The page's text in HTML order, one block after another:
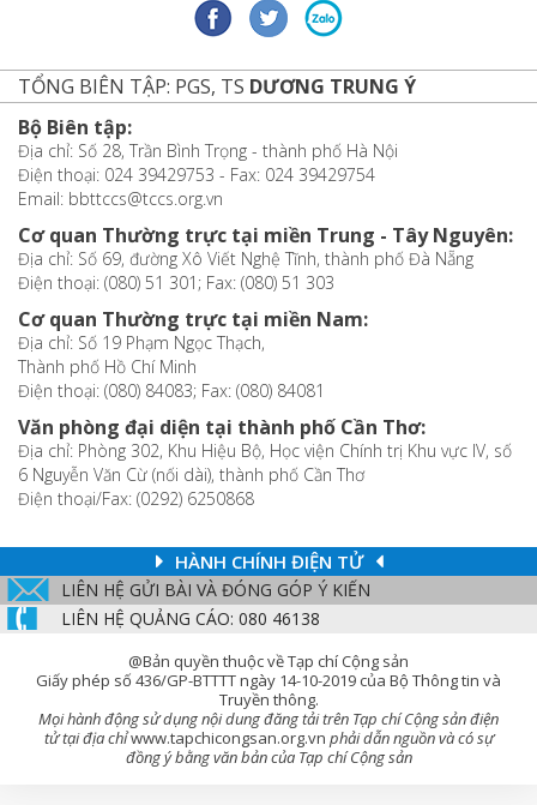
TỔNG BIÊN TẬP: PGS, TS DƯƠNG TRUNG Ý
Bộ Biên tập:
Địa chỉ: Số 28, Trần Bình Trọng - thành phố Hà Nội
Điện thoại: 024 39429753 - Fax: 024 39429754
Email: bbttccs@tccs.org.vn
Cơ quan Thường trực tại miền Trung - Tây Nguyên:
Địa chỉ: Số 69, đường Xô Viết Nghệ Tĩnh, thành phố Đà Nẵng
Điện thoại: (080) 51 301; Fax: (080) 51 303
Cơ quan Thường trực tại miền Nam:
Địa chỉ: Số 19 Phạm Ngọc Thạch,
Thành phố Hồ Chí Minh
Điện thoại: (080) 84083; Fax: (080) 84081
Văn phòng đại diện tại thành phố Cần Thơ:
Địa chỉ: Phòng 302, Khu Hiệu Bộ, Học viện Chính trị Khu vực IV, số
6 Nguyễn Văn Cừ (nối dài), thành phố Cần Thơ
Điện thoại/Fax: (0292) 6250868
HÀNH CHÍNH ĐIỆN TỬ
LIÊN HỆ GỬI BÀI VÀ ĐÓNG GÓP Ý KIẾN
LIÊN HỆ QUẢNG CÁO: 080 46138
@Bản quyền thuộc về Tạp chí Cộng sản
Giấy phép số 436/GP-BTTTT ngày 14-10-2019 của Bộ Thông tin và
Truyền thông.
Mọi hành động sử dụng nội dung đăng tải trên Tạp chí Cộng sản điện
tử tại địa chỉwww.tapchicongsan.org.vn phải dẫn nguồn và có sự
đồng ý bằng văn bản của Tạp chí Cộng sản